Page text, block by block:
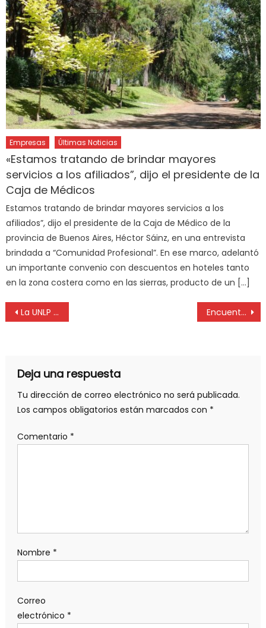
Empresas Últimas Noticias
«Estamos tratando de brindar mayores
servicios a los afiliados”, dijo el presidente de la
Caja de Médicos
Estamos tratando de brindar mayores servicios a los
afiliados”, dijo el presidente de la Caja de Médico de la
provincia de Buenos Aires, Héctor Sáinz, en una entrevista
brindada a “Comunidad Profesional”. En ese marco, adelantó
un importante convenio con descuentos en hoteles tanto
en la zona costera como en las sierras, producto de un […]
La UNLP firmó un convenio internacional para el desarrollo de Destinos Turísticos Inteligentes Encuentro entre la UIGLP y UNLP para potenciar acciones de formación y vinculación
Deja una respuesta
Tu dirección de correo electrónico no será publicada.
Los campos obligatorios están marcados con *
Comentario *
Nombre *
Correo
electrónico *